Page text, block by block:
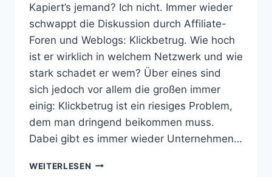
Kapiert’s jemand? Ich nicht. Immer wieder
schwappt die Diskussion durch Affiliate-
Foren und Weblogs: Klickbetrug. Wie hoch
ist er wirklich in welchem Netzwerk und wie
stark schadet er wem? Über eines sind
sich jedoch vor allem die großen immer
einig: Klickbetrug ist ein riesiges Problem,
dem man dringend beikommen muss.
Dabei gibt es immer wieder Unternehmen…
WEITERLESEN KLICKBETRUG